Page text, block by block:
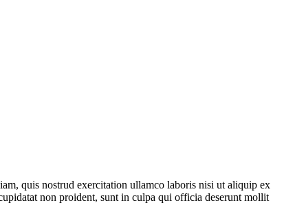
quis nostrud exercitation ullamco laboris nisi ut aliquip ex
non proident, sunt in culpa qui officia deserunt mollit